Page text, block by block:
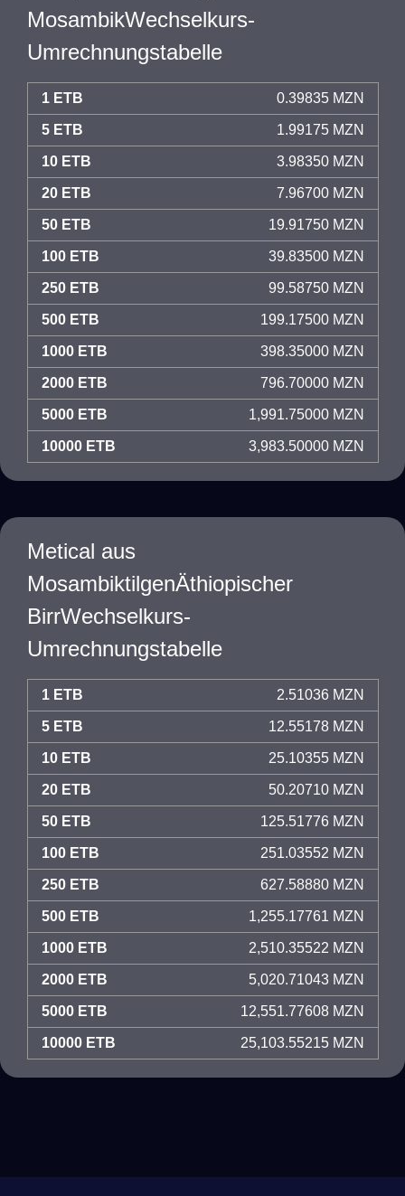
MosambikWechselkurs-
Umrechnungstabelle
1 ETB 0.39835 MZN
5 ETB 1.99175 MZN
10 ETB 3.98350 MZN
20 ETB 7.96700 MZN
50 ETB 19.91750 MZN
100 ETB 39.83500 MZN
250 ETB 99.58750 MZN
500 ETB 199.17500 MZN
1000 ETB 398.35000 MZN
2000 ETB 796.70000 MZN
5000 ETB 1,991.75000 MZN
10000 ETB 3,983.50000 MZN
Metical aus
MosambiktilgenÄthiopischer
BirrWechselkurs-
Umrechnungstabelle
1 ETB 2.51036 MZN
5 ETB 12.55178 MZN
10 ETB 25.10355 MZN
20 ETB 50.20710 MZN
50 ETB 125.51776 MZN
100 ETB 251.03552 MZN
250 ETB 627.58880 MZN
500 ETB 1,255.17761 MZN
1000 ETB 2,510.35522 MZN
2000 ETB 5,020.71043 MZN
5000 ETB 12,551.77608 MZN
10000 ETB 25,103.55215 MZN